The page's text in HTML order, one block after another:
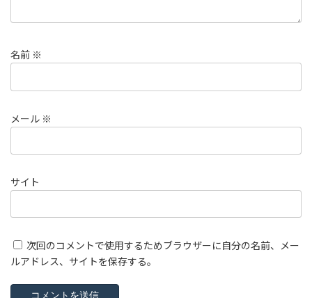
名前 ※
メール ※
サイト
次回のコメントで使用するためブラウザーに自分の名前、メー
ルアドレス、サイトを保存する。